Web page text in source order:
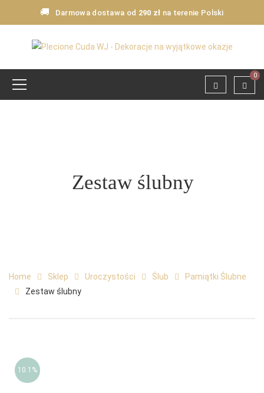
🚚 Darmowa dostawa od 290 zł na terenie Polski
0
Zestaw ślubny
Home Sklep Uroczystości Ślub
Pamiątki Ślubne
Zestaw ślubny
10.1%